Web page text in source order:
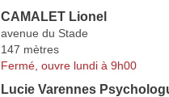
CAMALET Lionel
avenue du Stade
147 mètres
Fermé, ouvre lundi à 9h00
Lucie Varennes